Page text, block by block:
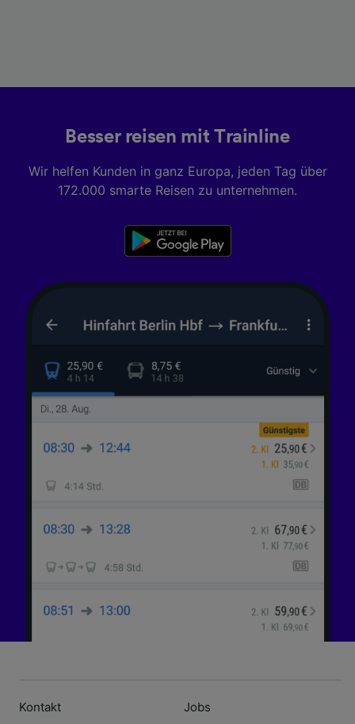
Besser reisen mit Trainline
Wir helfen Kunden in ganz Europa, jeden Tag über
172.000 smarte Reisen zu unternehmen.
Kontakt Jobs